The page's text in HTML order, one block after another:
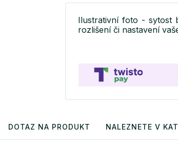
Ilustrativní foto - sytost
rozlišení či nastavení
DOTAZ NA PRODUKT NALEZNETE V